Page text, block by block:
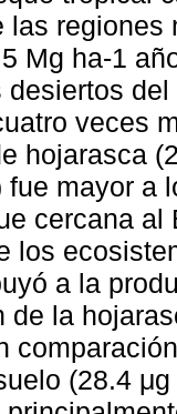
las
Mg ha-1
desiertos
veces
hojarasca
fue mayor a
cercana al
los
a la
de la
(28.4